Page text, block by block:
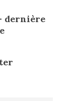
dernière